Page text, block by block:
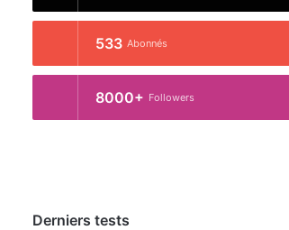
533 Abonnés
8000+ Followers
Derniers tests